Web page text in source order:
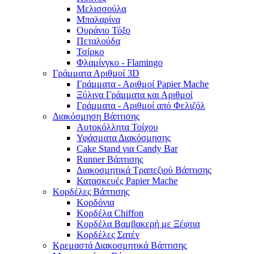
Μελισσούλα
Μπαλαρίνα
Ουράνιο Τόξο
Πεταλούδα
Τσίρκο
Φλαμίνγκο - Flamingo
Γράμματα Αριθμοί 3D
Γράμματα - Αριθμοί Papier Mache
Ξύλινα Γράμματα και Αριθμοί
Γράμματα - Αριθμοί από Φελιζόλ
Διακόσμηση Βάπτισης
Αυτοκόλλητα Τοίχου
Υφάσματα Διακόσμησης
Cake Stand για Candy Bar
Runner Βάπτισης
Διακοσμητικά Τραπεζιού Βάπτισης
Κατασκευές Papier Mache
Κορδέλες Βάπτισης
Κορδόνια
Κορδέλα Chiffon
Κορδέλα Βαμβακερή με Ξέφτια
Κορδέλες Σατέν
Κρεμαστά Διακοσμητικά Βάπτισης